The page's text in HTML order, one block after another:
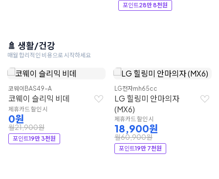
포인트28만 8천원
🚿 생활/건강
매월 합리적인 비용으로 시작하세요
코웨이 BAS49-A
코웨이 슬리믹 비데
제휴카드 할인 시
0원
월21,900원
포인트19만 3천원
LG전자mh65cc
LG 힐링미 안마의자
(MX6)
제휴카드 할인 시
18,900원
월60,900원
포인트19만 7천원